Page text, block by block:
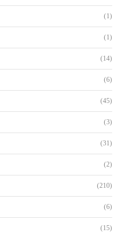
(1)
(1)
(14)
(6)
(45)
(3)
(31)
(2)
(210)
(6)
(15)